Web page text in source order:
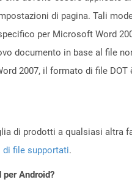
di pagina. Tali
per Microsoft Word
documento in base al file
2007, il formato di file
prodotti a qualsiasi altra
file supportati.
Android?